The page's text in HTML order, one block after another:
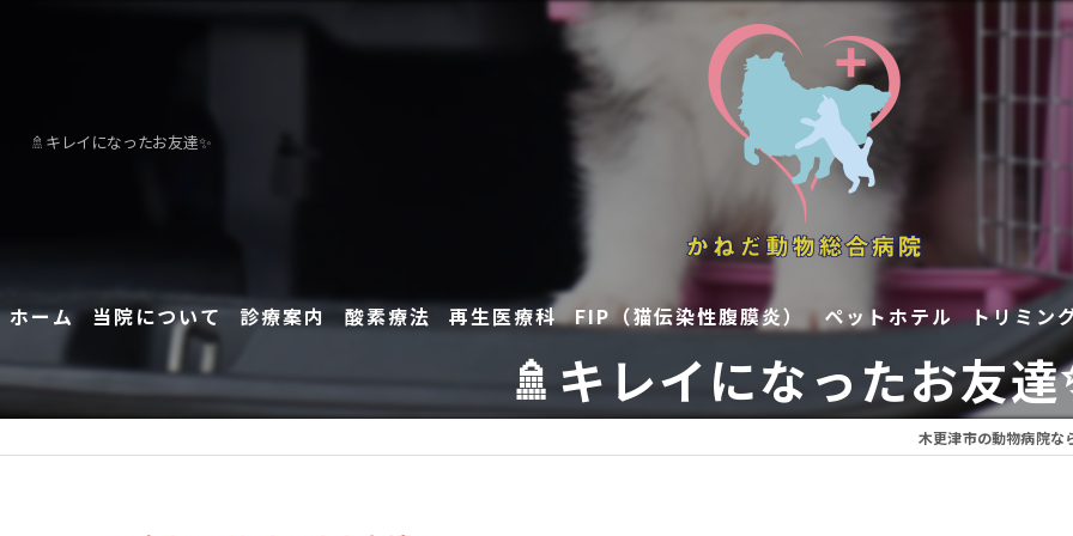
🚿キレイになったお友達✨
ホーム 当院について 診療案内 酸素療法 再生医療科 FIP（猫伝染性腹膜炎） ペットホテル トリミン
🚿キレイになったお友達
木更津市の動物病院な